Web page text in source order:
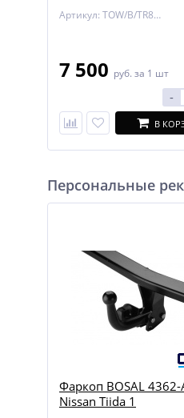
Артикул: TOW/B/TR8120
7 500 руб. за 1 шт
-
В
Персональные
Фаркоп BOSAL 4362-
Nissan Tiida 1